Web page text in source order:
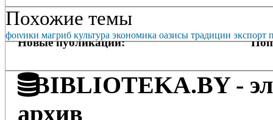
Похожие темы
фοινики магриб культура экономика оазисы традиции экспорт
Новые публикации:
BIBLIOTEKA.BY -
архив